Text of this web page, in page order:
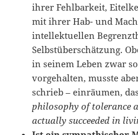
ihrer Fehlbarkeit,
mit ihrer Hab- und
intellektuellen
Selbstüberschätzung.
in seinem Leben zwar
vorgehalten, musste
schrieb – einräumen,
philosophy of tolerance
actually succeeded in